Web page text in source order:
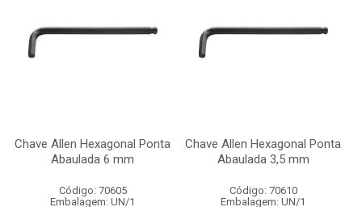
Chave Allen Hexagonal Ponta
Abaulada 6 mm
Código: 70605
Embalagem: UN/1
Chave Allen Hexagonal Ponta
Abaulada 3,5 mm
Código: 70610
Embalagem: UN/1